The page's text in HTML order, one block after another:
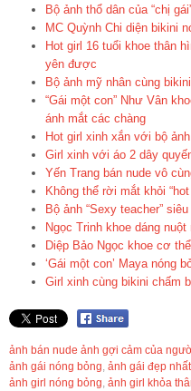
Bộ ảnh thổ dân của “chị
MC Quỳnh Chi diện bikini
Hot girl 16 tuổi khoe thân
yên được
Bộ ảnh mỹ nhân cùng
“Gái một con” Như Vân
ánh mắt các chàng
Hot girl xinh xắn với bộ
Girl xinh với áo 2 dây
Yến Trang bán nude vô
Không thể rời mắt khỏi
Bộ ảnh “Sexy teacher”
Ngọc Trinh khoe dáng nuột
Diệp Bảo Ngọc khoe cơ
‘Gái một con’ Maya nóng
Girl xinh cùng bikini chấm
ảnh bán nude ảnh gợi cảm của
ảnh gái nóng bỏng, ảnh gái đẹp nhất
ảnh girl nóng bỏng, ảnh girl khỏa